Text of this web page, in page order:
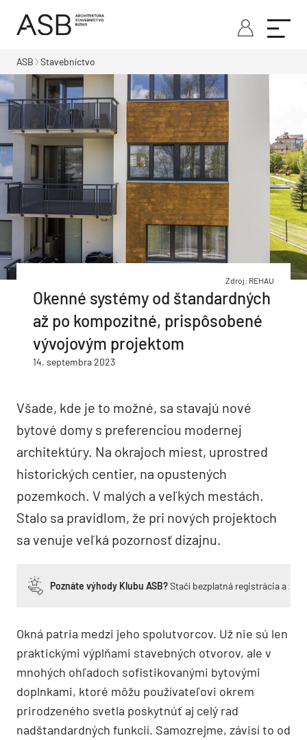
ASB Stavebníctvo
Zdroj: REHAU
Okenné systémy od štandardných
až po kompozitné, prispôsobené
vývojovým projektom
14. septembra 2023
Všade, kde je to možné, sa stavajú nové
bytové domy s preferenciou modernej
architektúry. Na okrajoch miest, uprostred
historických centier, na opustených
pozemkoch. V malých a veľkých mestách.
Stalo sa pravidlom, že pri nových projektoch
sa venuje veľká pozornosť dizajnu.
Poznáte výhody Klubu ASB?Stačí bezplatná registrácia a
Okná patria medzi jeho spolutvorcov. Už nie sú len
praktickými výplňami stavebných otvorov, ale v
mnohých ohľadoch sofistikovanými bytovými
doplnkami, ktoré môžu používateľovi okrem
prirodzeného svetla poskytnúť aj celý rad
nadštandardných funkcií. Samozrejme, závisí to od